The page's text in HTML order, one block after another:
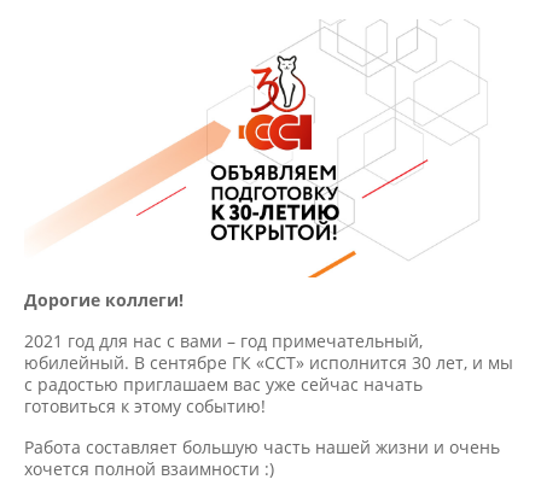
Дорогие коллеги!
2021 год для нас с вами – год примечательный,
юбилейный. В сентябре ГК «ССТ» исполнится 30 лет, и мы
с радостью приглашаем вас уже сейчас начать
готовиться к этому событию!
Работа составляет большую часть нашей жизни и очень
хочется полной взаимности :)